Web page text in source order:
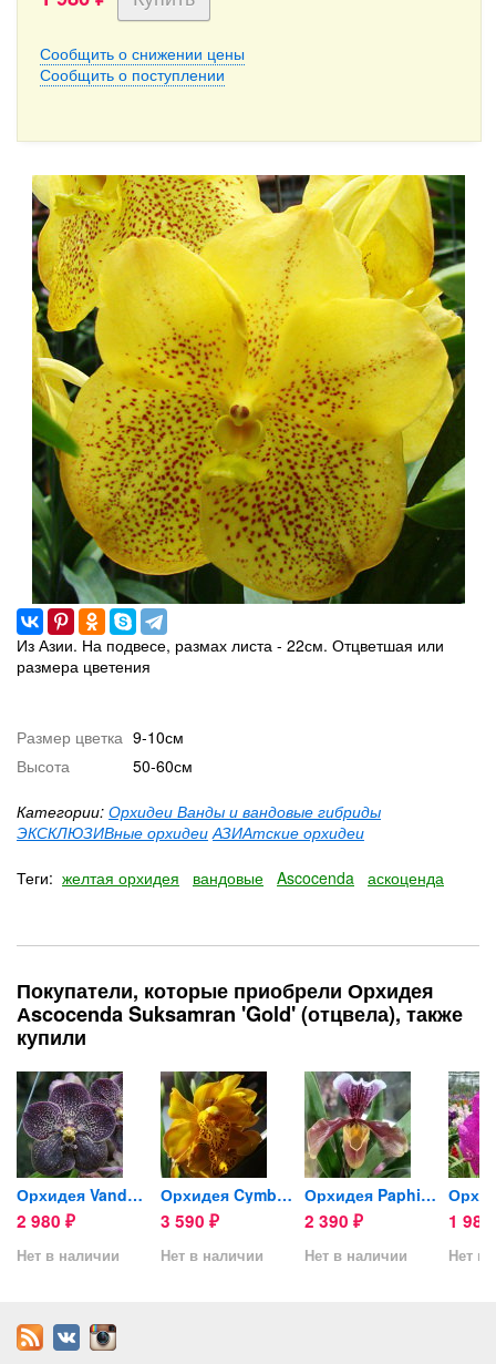
Сообщить о снижении цены
Сообщить о поступлении
Из Азии. На подвесе, размах листа - 22см. Отцветшая или
размера цветения
Размер цветка 9-10см
Высота
50-60см
Категории: Орхидеи Ванды и вандовые гибриды
ЭКСКЛЮЗИВные орхидеи АЗИАтские орхидеи
Теги: желтая орхидея вандовые Ascocenda аскоценда
Покупатели, которые приобрели Орхидея
Аscocenda Suksamran 'Gold' (отцвела), также
купили
Орхидея Vanda Gordon Dillon...
2 980 ₽
Нет в наличии
Орхидея Cymbidium (отцвел)
3 590 ₽
Нет в наличии
Орхидея Paphiopedilum...
2 390 ₽
Нет в наличии
1 980
Нет в